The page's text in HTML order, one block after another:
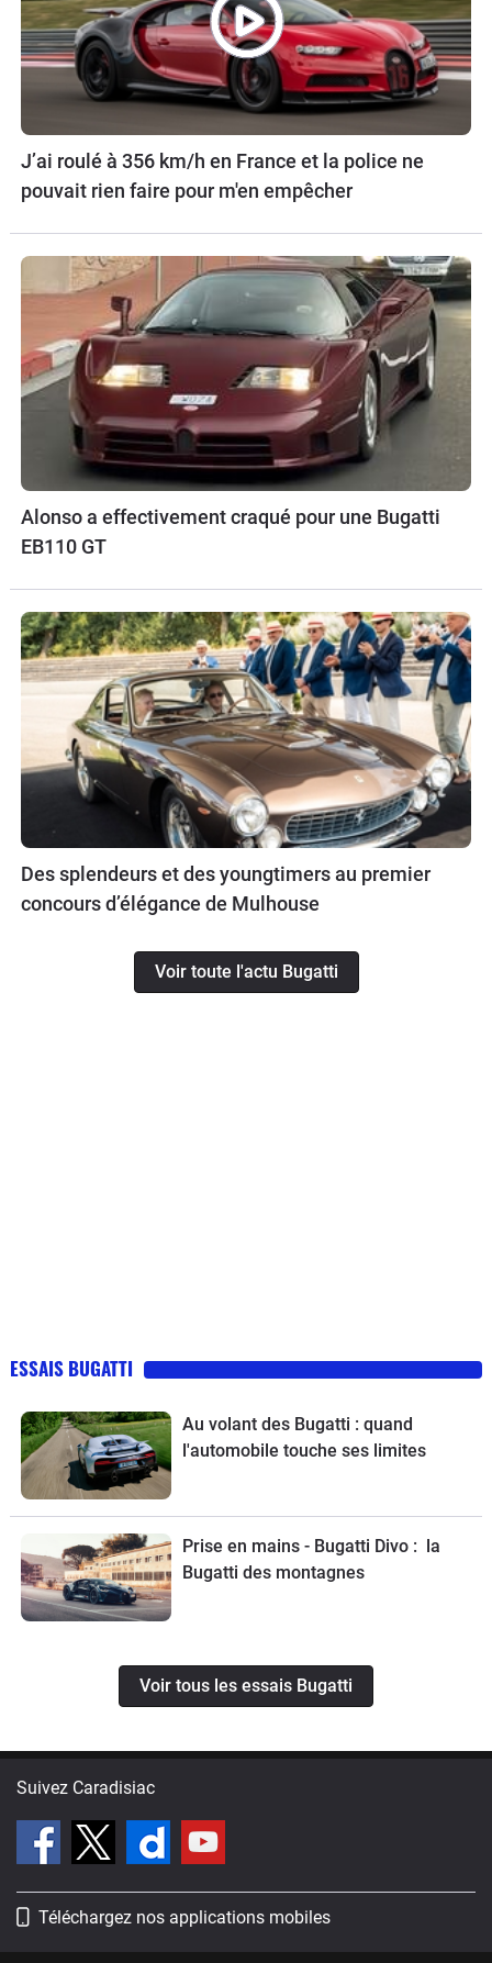
J’ai roulé à 356 km/h en France et la police ne
pouvait rien faire pour m'en empêcher
Alonso a effectivement craqué pour une Bugatti
EB110 GT
Des splendeurs et des youngtimers au premier
concours d’élégance de Mulhouse
Voir toute l'actu Bugatti
ESSAIS BUGATTI
Au volant des Bugatti : quand
l'automobile touche ses limites
Prise en mains - Bugatti Divo : la
Bugatti des montagnes
Voir tous les essais Bugatti
Suivez Caradisiac
Téléchargez nos applications mobiles